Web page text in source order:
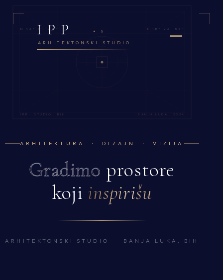
IPP ·
ARHITEKTONSKI STUDIO
N 43° 51' 26" E 18° 23' 55"
IPP · STUDIO · BIH BANJA LUKA · 2024
N
ARHITEKTURA · DIZAJN · VIZIJA
Gradimo prostore
koji inspirišu
ARHITEKTONSKI STUDIO · BANJA LUKA, BIH